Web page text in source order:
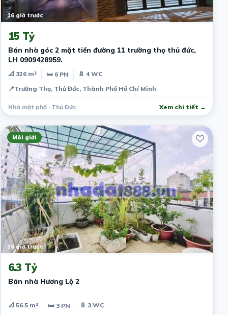
16 giờ trước
15 Tỷ
Bán nhà góc 2 mặt tiền đường 11 trường thọ thủ đức,
LH 0909428959.
📐 326 m² 🛏 6 PN
🚿 4 WC
📍Trường Thọ, Thủ Đức, Thành Phố Hồ Chí Minh
Nhà mặt phố · Thủ Đức Xem chi tiết →
Môi giới
16 giờ trước
6.3 Tỷ
Bán nhà Hương Lộ 2
📐 56.5 m² 🛏 3 PN
🚿 3 WC